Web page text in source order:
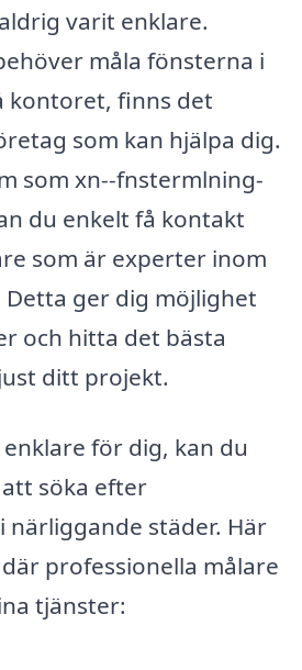
varit enklare.
måla fönsterna i
kontoret, finns det
som kan hjälpa dig.
som xn--fnstermlning-
du enkelt få kontakt
som är experter inom
ger dig möjlighet
och hitta det bästa
ditt projekt.
för dig, kan du
söka efter
städer. Här
professionella målare
tjänster: